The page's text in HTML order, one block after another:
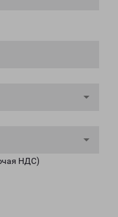
НДС)